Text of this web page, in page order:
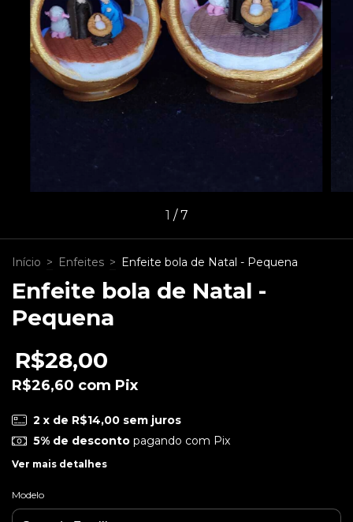
1 /7
Início > Enfeites > Enfeite bola de Natal - Pequena
Enfeite bola de Natal -
Pequena
R$28,00
R$26,60 com Pix
2 x de R$14,00 sem juros
5% de descontopagando com Pix
Ver mais detalhes
Modelo